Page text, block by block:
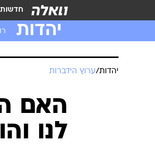
חדשות
יהדות
יהדות/ערוץ הידברות
האם
לנו